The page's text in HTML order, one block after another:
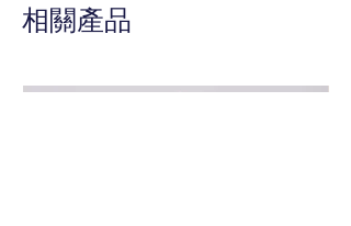
相關產品